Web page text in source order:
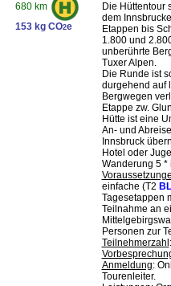
680 km
153 kg CO2e
Die Hüttentour
dem
Etappen bis
1.800 und
unberührte
Tuxer Alpen.
Die Runde ist
durgehend auf
Bergwegen
Etappe zw.
Hütte ist eine
An- und
Innsbruck
Hotel oder
Wanderung 5 *
einfache (T2
Tagesetappen
Teilnahme an
Personen zur
Teilnehmerzahl
Anmeldung:
Tourenleiter.